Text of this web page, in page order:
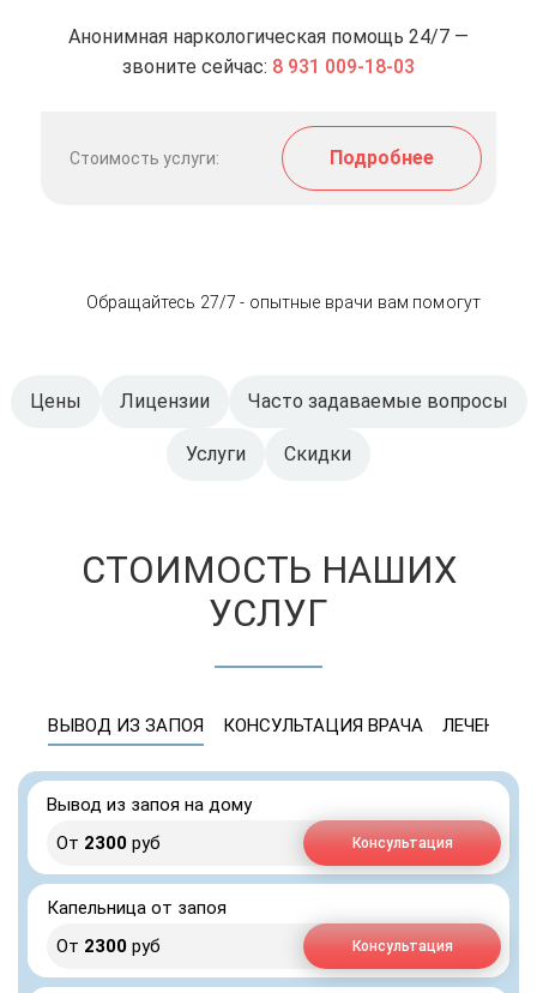
Анонимная наркологическая помощь 24/7 —
звоните сейчас: 8 931 009-18-03
Стоимость услуги: Подробнее
Обращайтесь 27/7 - опытные врачи вам помогут
Цены Лицензии Часто задаваемые вопросы
Услуги Скидки
СТОИМОСТЬ НАШИХ
УСЛУГ
ВЫВОД ИЗ ЗАПОЯ КОНСУЛЬТАЦИЯ ВРАЧА ЛЕЧЕНИЕ
Вывод из запоя на дому
От 2300 руб Консультация
Капельница от запоя
От 2300 руб Консультация